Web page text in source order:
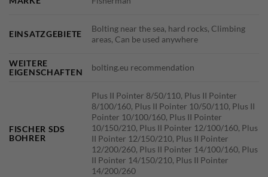
EINSATZGEBIETE
Bolting near the sea, hard rocks, Climbing
areas, Can be used anywhere
WEITERE
EIGENSCHAFTEN
bolting.eu recommendation
FISCHER SDS
BOHRER
Plus II Pointer 8/50/110, Plus II Pointer
8/100/160, Plus II Pointer 10/50/110, Plus II
Pointer 10/100/160, Plus II Pointer
10/150/210, Plus II Pointer 12/100/160, Plus
II Pointer 12/150/210, Plus II Pointer
12/200/260, Plus II Pointer 14/100/160, Plus
II Pointer 14/150/210, Plus II Pointer
14/200/260